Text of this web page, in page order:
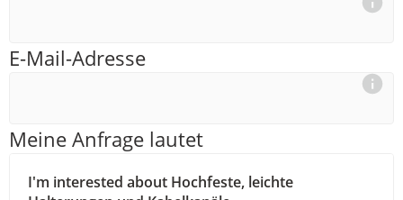
E-Mail-Adresse
Meine Anfrage lautet